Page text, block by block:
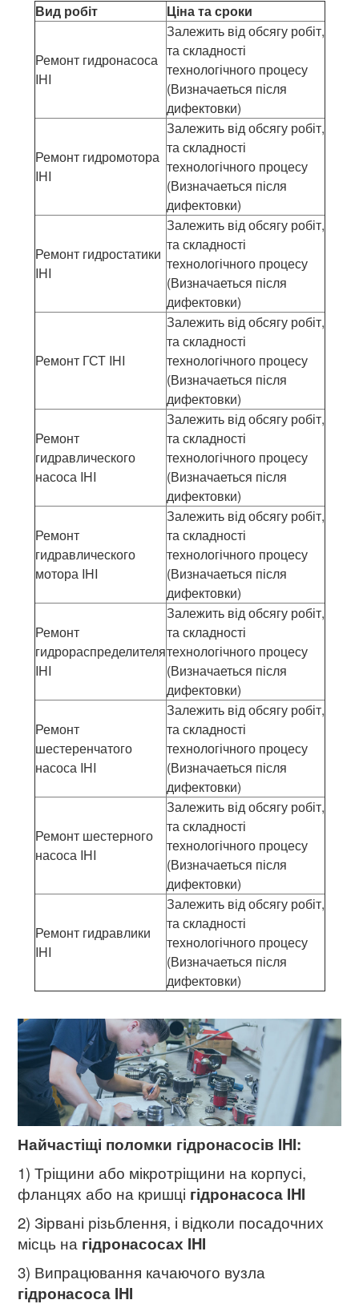
Вид робіт Ціна та сроки
Ремонт гидронасоса
IHI
Залежить від обсягу робіт,
та складності
технологічного процесу
(Визначаеться після
дифектовки)
Ремонт гидромотора
IHI
Залежить від обсягу робіт,
та складності
технологічного процесу
(Визначаеться після
дифектовки)
Ремонт гидростатики
IHI
Залежить від обсягу робіт,
та складності
технологічного процесу
(Визначаеться після
дифектовки)
Ремонт ГСТ IHI
Залежить від обсягу робіт,
та складності
технологічного процесу
(Визначаеться після
дифектовки)
Ремонт
гидравлического
насоса IHI
Залежить від обсягу робіт,
та складності
технологічного процесу
(Визначаеться після
дифектовки)
Ремонт
гидравлического
мотора IHI
Залежить від обсягу робіт,
та складності
технологічного процесу
(Визначаеться після
дифектовки)
Ремонт
гидрораспределителя
IHI
Залежить від обсягу робіт,
та складності
технологічного процесу
(Визначаеться після
дифектовки)
Ремонт
шестеренчатого
насоса IHI
Залежить від обсягу робіт,
та складності
технологічного процесу
(Визначаеться після
дифектовки)
Ремонт шестерного
насоса IHI
Залежить від обсягу робіт,
та складності
технологічного процесу
(Визначаеться після
дифектовки)
Ремонт гидравлики
IHI
Залежить від обсягу робіт,
та складності
технологічного процесу
(Визначаеться після
дифектовки)
Найчастіщі поломки гідронасосів IHI:
1) Тріщини або мікротріщини на корпусі,
фланцях або на кришці гідронасоса IHI
2) Зірвані різьблення, і відколи посадочних
місць на гідронасосах IHI
3) Випрацювання качаючого вузла
гідронасоса IHI